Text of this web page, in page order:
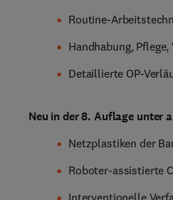
Routine-
Handhabung,
Detaillierte OP-
Neu in der 8. Auflage unter
Netzplastiken der
Roboter-assistierte
Interventionelle